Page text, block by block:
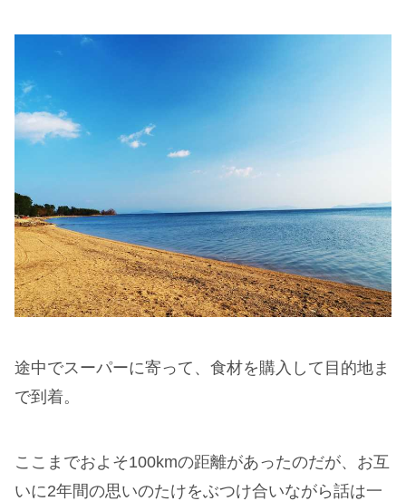
途中でスーパーに寄って、食材を購入して目的地ま
で到着。
ここまでおよそ100kmの距離があったのだが、お互
いに2年間の思いのたけをぶつけ合いながら話は一